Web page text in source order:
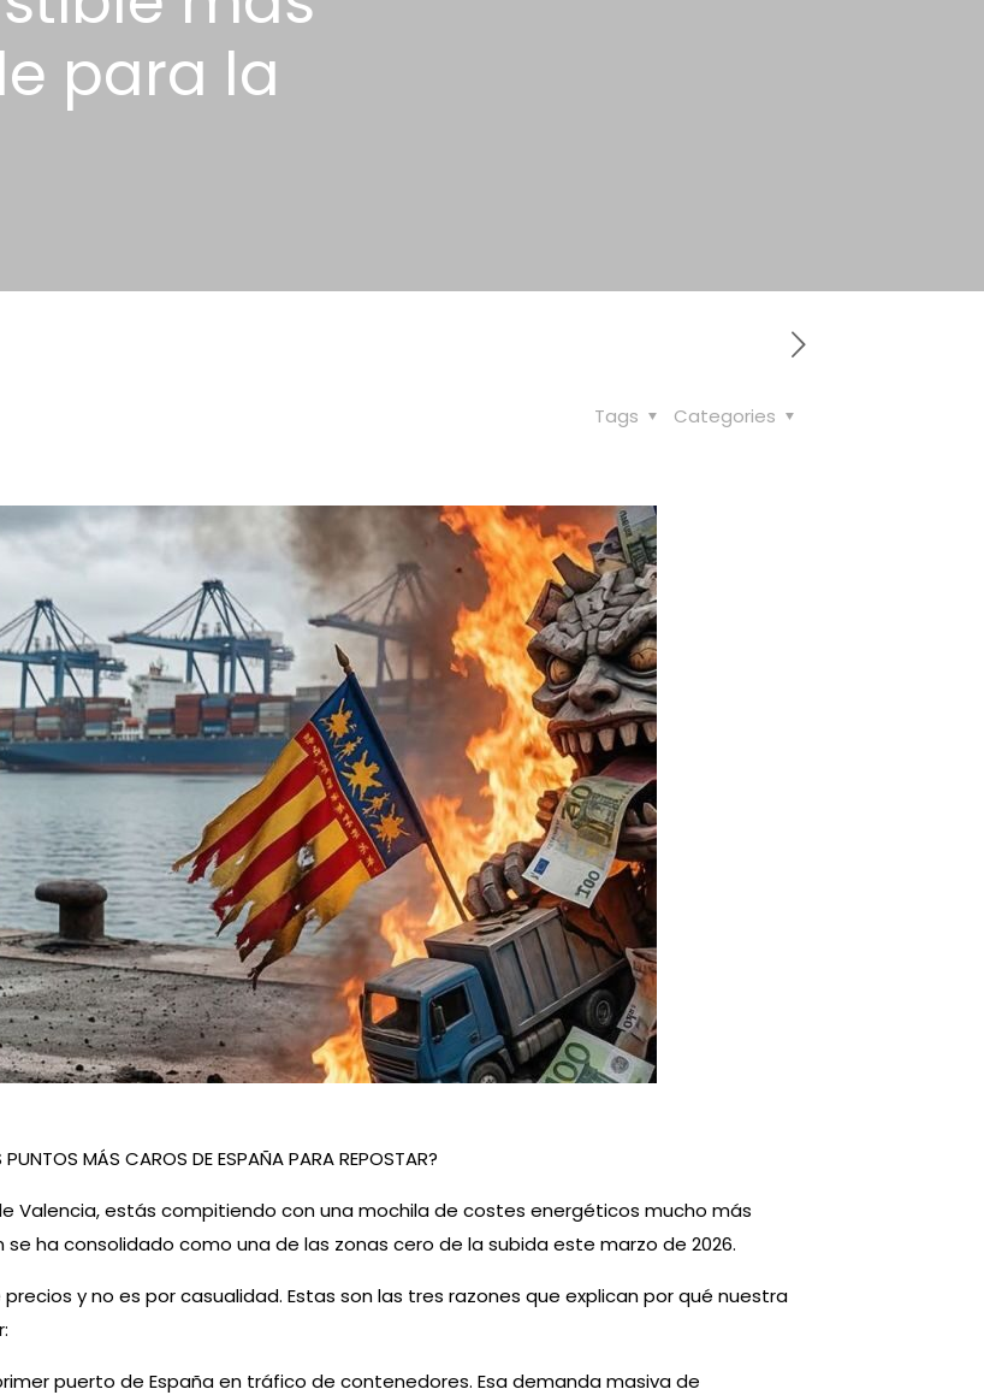
para la
Categories
Tags
MÁS CAROS DE ESPAÑA PARA REPOSTAR?
Valencia, estás compitiendo con una mochila de costes energéticos mucho más
ha consolidado como una de las zonas cero de la subida este marzo de 2026.
y no es por casualidad. Estas son las tres razones que explican por qué nuestra
puerto de España en tráfico de contenedores. Esa demanda masiva de